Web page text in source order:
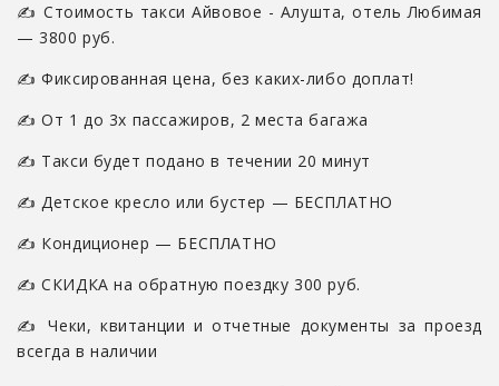
✍ Стоимость такси Айвовое - Алушта, отель Любимая
— 3800 руб.
✍ Фиксированная цена, без каких-либо доплат!
✍ От 1 до 3х пассажиров, 2 места багажа
✍ Такси будет подано в течении 20 минут
✍ Детское кресло или бустер — БЕСПЛАТНО
✍ Кондиционер — БЕСПЛАТНО
✍ СКИДКА на обратную поездку 300 руб.
✍ Чеки, квитанции и отчетные документы за проезд
всегда в наличии